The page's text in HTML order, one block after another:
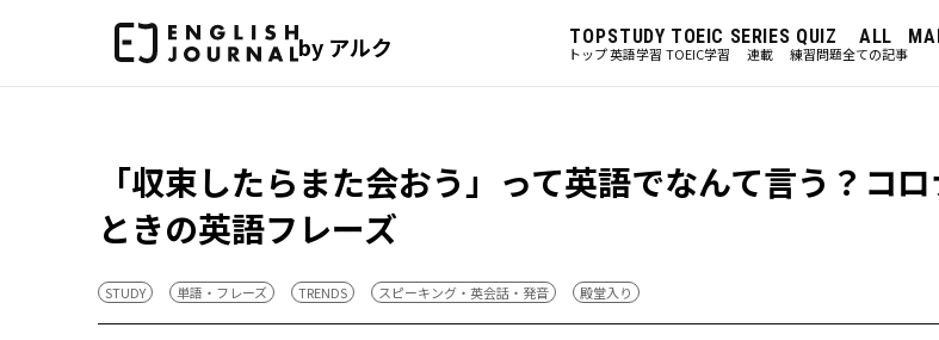
by アルク TOP
トップ
STUDY
英語学習
TOEIC
TOEIC学習
SERIES
連載
QUIZ
練習問題
ALL
全ての記事
「収束したらまた会おう」って英語でなんて言う？コ
ときの英語フレーズ
STUDY 単語・フレーズ TRENDS スピーキング・英会話・発音 殿堂入り